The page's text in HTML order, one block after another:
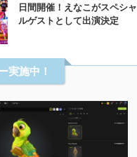
日間開催！えなこがスペシャ
ルゲストとして出演決定
実施中！